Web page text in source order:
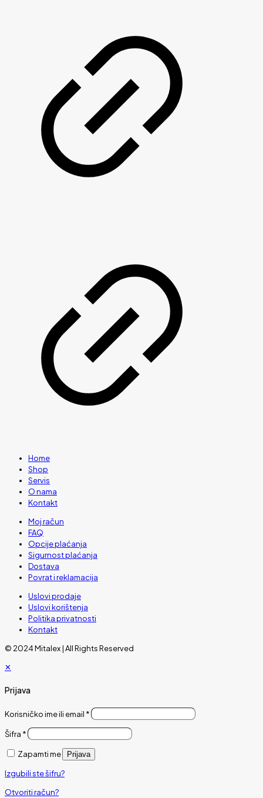
Home
Shop
Servis
O nama
Kontakt
Moj račun
FAQ
Opcije plaćanja
Sigurnost plaćanja
Dostava
Povrat i reklamacija
Uslovi prodaje
Uslovi korištenja
Politika privatnosti
Kontakt
© 2024 Mitalex | All Rights Reserved
✕
Prijava
Korisničko ime ili email *
Šifra *
Zapamti me Prijava
Izgubili ste šifru?
Otvoriti račun?